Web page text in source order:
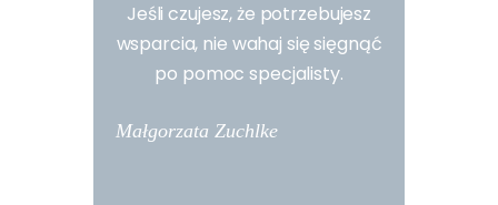
Jeśli czujesz, że potrzebujesz
wsparcia, nie wahaj się sięgnąć
po pomoc specjalisty.
Małgorzata Zuchlke